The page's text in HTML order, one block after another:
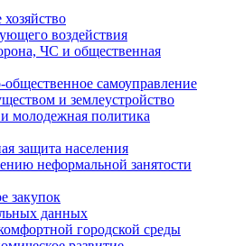
воздействия
ЧС и общественная
общественное самоуправление
и землеустройство
молодежная политика
защита населения
неформальной занятости
закупок
данных
городской среды